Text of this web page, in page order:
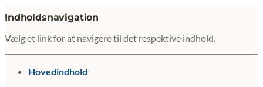
Indholdsnavigation
Vælg et link for at navigere til det respektive indhold.
gå til
Hovedindhold